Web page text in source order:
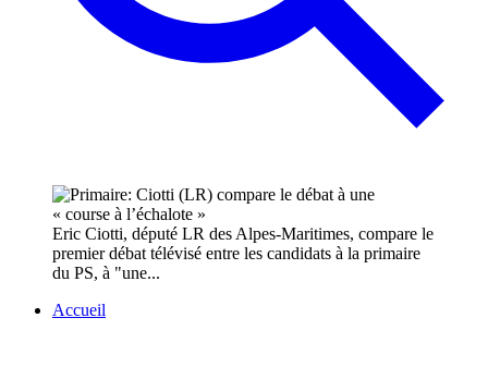
Eric Ciotti, député LR des Alpes-Maritimes, compare le
premier débat télévisé entre les candidats à la primaire
du PS, à "une...
Accueil